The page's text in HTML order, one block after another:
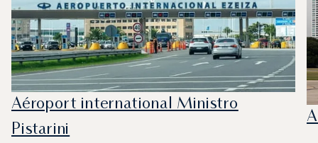
Aéroport international Ministro
Pistarini